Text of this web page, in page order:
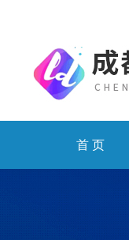
首 页